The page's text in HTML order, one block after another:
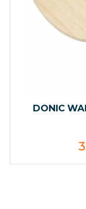
DONIC